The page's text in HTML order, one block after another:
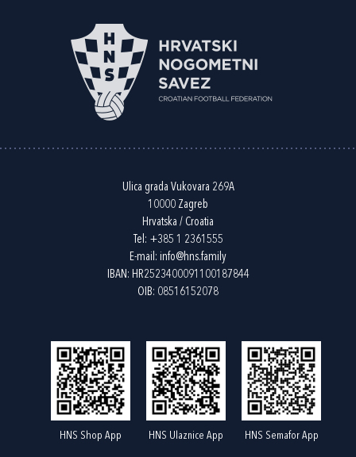
Ulica grada Vukovara 269A
10000 Zagreb
Hrvatska / Croatia
Tel: +385 1 2361555
E-mail: info@hns.family
IBAN: HR2523400091100187844
OIB: 08516152078
HNS Shop App HNS Ulaznice App HNS Semafor App